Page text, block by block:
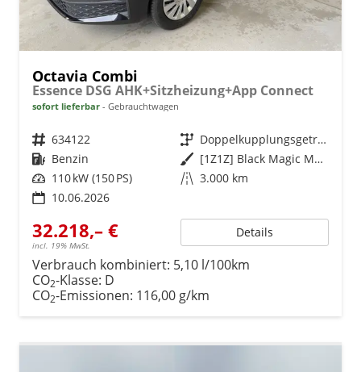
Octavia Combi
Essence DSG AHK+Sitzheizung+App Connect
sofort lieferbar Gebrauchtwagen
Fahrzeugnr. 634122 Getriebe
Doppelkupplungsgetriebe (DSG)
Kraftstoff Benzin Außenfarbe
[1Z1Z] Black Magic Metallic
Leistung 110 kW (150 PS) Kilometerstand 3.000 km
10.06.2026
32.218,– €
incl. 19% MwSt.
Details
Verbrauch kombiniert: 5,10 l/100km
CO2-Klasse: D
CO2-Emissionen: 116,00 g/km